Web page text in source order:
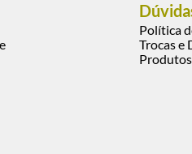
Política
Trocas e